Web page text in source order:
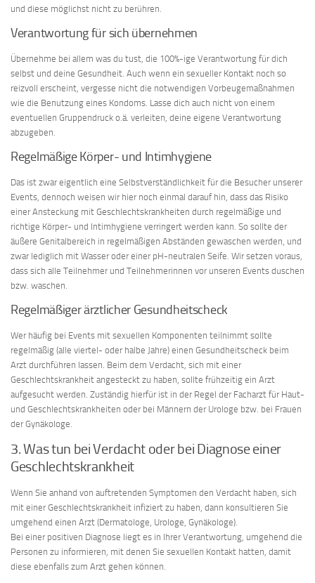
und diese möglichst nicht zu berühren.
Verantwortung für sich übernehmen
Übernehme bei allem was du tust, die 100%-ige Verantwortung für dich
selbst und deine Gesundheit. Auch wenn ein sexueller Kontakt noch so
reizvoll erscheint, vergesse nicht die notwendigen Vorbeugemaßnahmen
wie die Benutzung eines Kondoms. Lasse dich auch nicht von einem
eventuellen Gruppendruck o.ä. verleiten, deine eigene Verantwortung
abzugeben.
Regelmäßige Körper- und Intimhygiene
Das ist zwar eigentlich eine Selbstverständlichkeit für die Besucher unserer
Events, dennoch weisen wir hier noch einmal darauf hin, dass das Risiko
einer Ansteckung mit Geschlechtskrankheiten durch regelmäßige und
richtige Körper- und Intimhygiene verringert werden kann. So sollte der
äußere Genitalbereich in regelmäßigen Abständen gewaschen werden, und
zwar lediglich mit Wasser oder einer pH-neutralen Seife. Wir setzen voraus,
dass sich alle Teilnehmer und Teilnehmerinnen vor unseren Events duschen
bzw. waschen.
Regelmäßiger ärztlicher Gesundheitscheck
Wer häufig bei Events mit sexuellen Komponenten teilnimmt sollte
regelmäßig (alle viertel- oder halbe Jahre) einen Gesundheitscheck beim
Arzt durchführen lassen. Beim dem Verdacht, sich mit einer
Geschlechtskrankheit angesteckt zu haben, sollte frühzeitig ein Arzt
aufgesucht werden. Zuständig hierfür ist in der Regel der Facharzt für Haut-
und Geschlechtskrankheiten oder bei Männern der Urologe bzw. bei Frauen
der Gynäkologe.
3. Was tun bei Verdacht oder bei Diagnose einer
Geschlechtskrankheit
Wenn Sie anhand von auftretenden Symptomen den Verdacht haben, sich
mit einer Geschlechtskrankheit infiziert zu haben, dann konsultieren Sie
umgehend einen Arzt (Dermatologe, Urologe, Gynäkologe).
Bei einer positiven Diagnose liegt es in Ihrer Verantwortung, umgehend die
Personen zu informieren, mit denen Sie sexuellen Kontakt hatten, damit
diese ebenfalls zum Arzt gehen können.